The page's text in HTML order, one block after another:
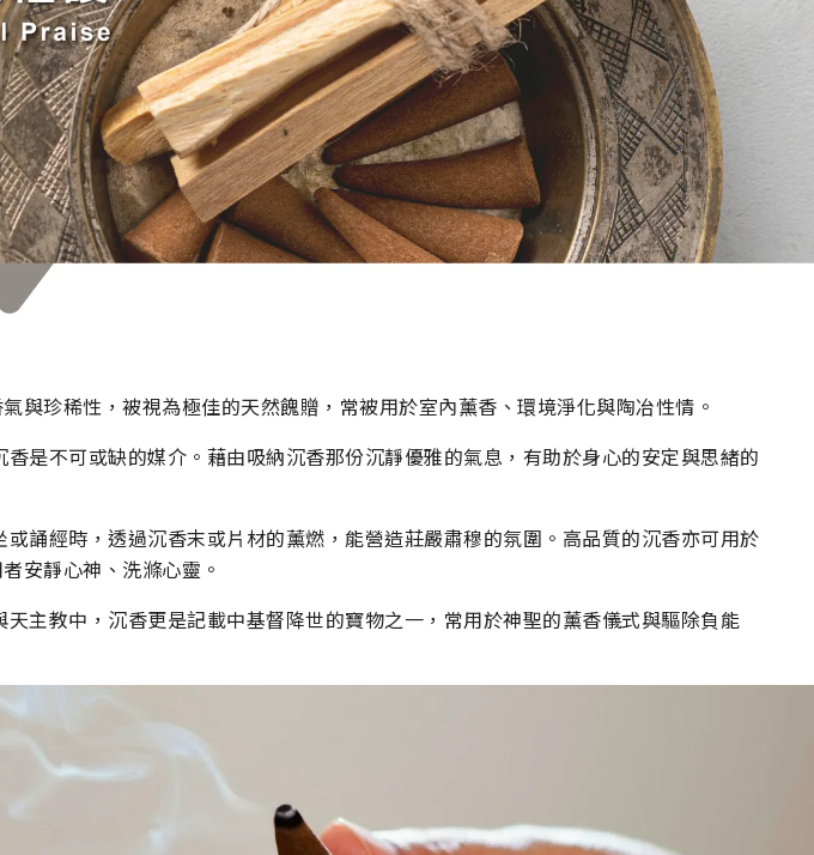
珍稀性，被視為極佳的天然餽贈，常被用於室內薰香、環境淨化與陶冶性情。
是不可或缺的媒介。藉由吸納沉香那份沉靜優雅的氣息，有助於身心的安定與思緒的
誦經時，透過沉香末或片材的薰燃，能營造莊嚴肅穆的氛圍。高品質的沉香亦可用於
安靜心神、洗滌心靈。
主教中，沉香更是記載中基督降世的寶物之一，常用於神聖的薰香儀式與驅除負能